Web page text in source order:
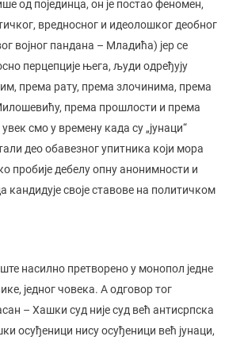
од појединца, он је постао феномен,
вредносног и идеолошког деобног
војног пандана – Младића) јер се
перцепције њега, људи одређују
према рату, према злочинима, према
према прошлости и према
смо у времену када су „јунаци“
део обавезног упитника који мора
пробије дебелу опну анонимности и
кандидује своје ставове на политичком
насилно претворено у монопол једне
једног човека. А одговор тог
– Хашки суд није суд већ антисрпска
осуђеници нису осуђеници већ јунаци,